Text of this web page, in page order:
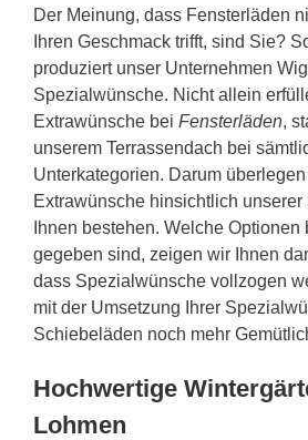
Der Meinung, dass Fensterläden
Ihren Geschmack trifft, sind Sie?
produziert unser Unternehmen
Spezialwünsche. Nicht allein
Extrawünsche bei Fensterläden,
unserem Terrassendach bei
Unterkategorien. Darum
Extrawünsche hinsichtlich
Ihnen bestehen. Welche
gegeben sind, zeigen wir Ihnen
dass Spezialwünsche vollzogen
mit der Umsetzung Ihrer
Schiebeläden noch mehr
Hochwertige
Lohmen